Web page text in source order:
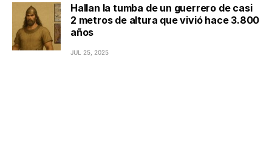
Hallan la tumba de un guerrero de casi
2 metros de altura que vivió hace 3.800
años
JUL 25, 2025